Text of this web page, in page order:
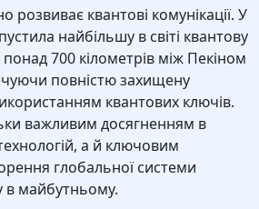
розвиває квантові комунікації. У
найбільшу в світі квантову
700 кілометрів між Пекіном
повністю захищену
квантових ключів.
важливим досягненням в
а й ключовим
глобальної системи
в майбутньому.